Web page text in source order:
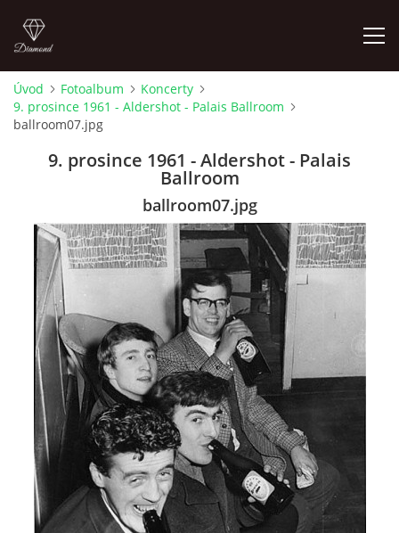
FOTOALBUM
ÚVOD
HISTORIE - JAK TO ZAČALO
HISTORIE - BEATLEMANIE
HISTORIE - SERŽANT PEPŘ
HISTORIE - KONEC LEGENDY
HISTORIE - ...PO BEATLES
NÁSTROJE - LENNON
Úvod Fotoalbum
Koncerty
9. prosince 1961 - Aldershot - Palais Ballroom
ballroom07.jpg
9. prosince 1961 - Aldershot - Palais
Ballroom
ballroom07.jpg